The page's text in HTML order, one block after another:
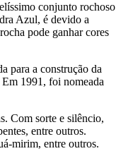
conjunto rochoso
Azul, é devido a
pode ganhar cores
para a construção da
1991, foi nomeada
Com sorte e silêncio,
entre outros.
mirim, entre outros.